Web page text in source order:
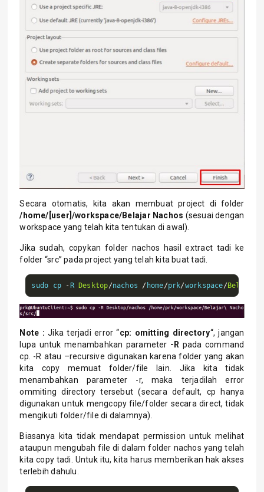
Secara otomatis, kita akan membuat project di folder
/home/[user]/workspace/Belajar Nachos (sesuai dengan
workspace yang telah kita tentukan di awal).
Jika sudah, copykan folder nachos hasil extract tadi ke
folder “src” pada project yang telah kita buat tadi.
sudo cp - R Desktop/nachos / home/prk/workspace/Belajar
Note : Jika terjadi error “cp: omitting directory“, jangan
lupa untuk menambahkan parameter -R pada command
cp. -R atau –recursive digunakan karena folder yang akan
kita copy memuat folder/file lain. Jika kita tidak
menambahkan parameter -r, maka terjadilah error
ommiting directory tersebut (secara default, cp hanya
digunakan untuk mengcopy file/folder secara direct, tidak
mengikuti folder/file di dalamnya).
Biasanya kita tidak mendapat permission untuk melihat
ataupun mengubah file di dalam folder nachos yang telah
kita copy tadi. Untuk itu, kita harus memberikan hak akses
terlebih dahulu.